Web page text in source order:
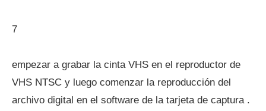
7
empezar a grabar la cinta VHS en el reproductor de
VHS NTSC y luego comenzar la reproducción del
archivo digital en el software de la tarjeta de captura .